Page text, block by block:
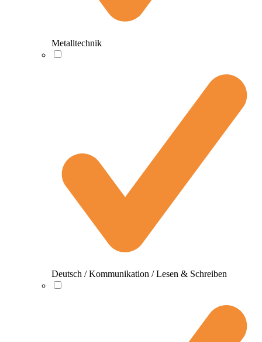
Metalltechnik
Deutsch / Kommunikation / Lesen & Schreiben